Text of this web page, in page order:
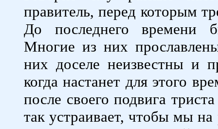
правитель, перед которым
До последнего времени
Многие из них
них доселе неизвестны и
когда настанет для этого
после своего подвига
так устраивает, чтобы мы